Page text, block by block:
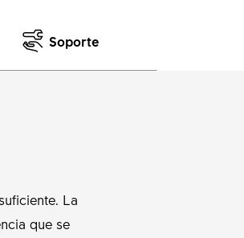
Soporte
La
que se